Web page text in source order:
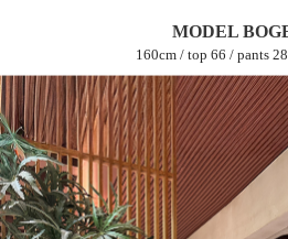
MODEL
160cm / top 66 / pants